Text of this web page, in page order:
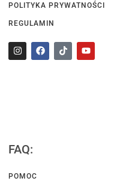
POLITYKA PRYWATNOŚCI
REGULAMIN
FAQ:
POMOC